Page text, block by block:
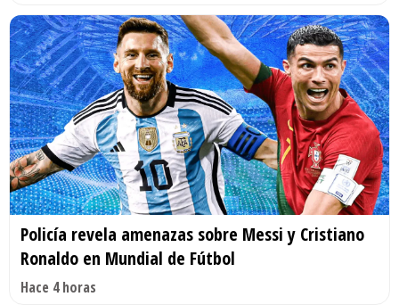
Policía revela amenazas sobre Messi y Cristiano
Ronaldo en Mundial de Fútbol
Hace 4 horas